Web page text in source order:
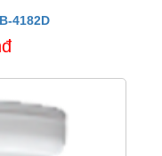
4182D